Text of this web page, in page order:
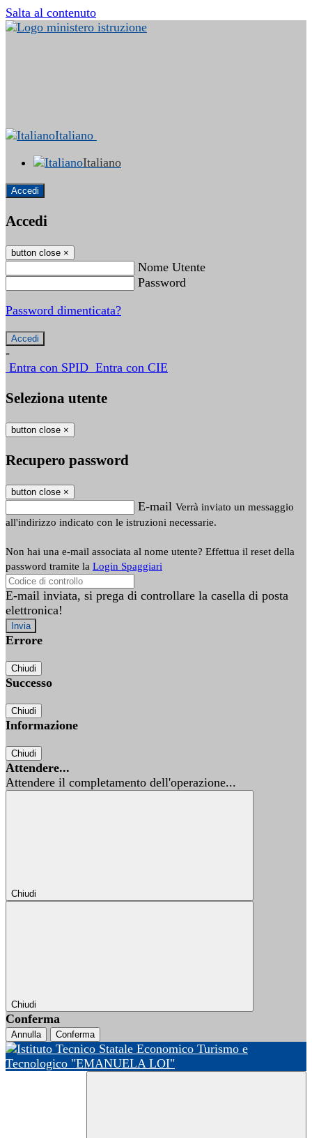
Salta al contenuto
Italiano
Italiano
Accedi
Accedi
button close ×
Nome Utente
Password
Password dimenticata?
-
Entra con SPID Entra con CIE
Seleziona utente
button close ×
Recupero password
button close ×
E-mail Verrà inviato un messaggio
all'indirizzo indicato con le istruzioni necessarie.
Non hai una e-mail associata al nome utente? Effettua il reset della
password tramite la Login Spaggiari
E-mail inviata, si prega di controllare la casella di posta
elettronica!
Errore
Chiudi
Successo
Chiudi
Informazione
Chiudi
Attendere...
Attendere il completamento dell'operazione...
Chiudi
Chiudi
Conferma
Annulla Conferma